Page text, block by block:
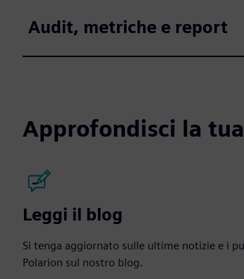
Audit, metriche e report
Approfondisci la
Leggi il blog
Si tenga aggiornato sulle ultime notizie e i
Polarion sul nostro blog.